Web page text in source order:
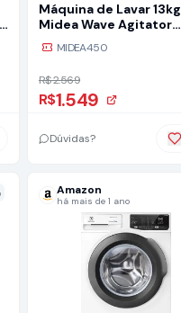
Máquina de Lavar 13kg
Midea Wave Agitator
BrancaMIDEA450
R$ 2.569
R$1.549
Dúvidas?
Amazon
há mais de 1 ano